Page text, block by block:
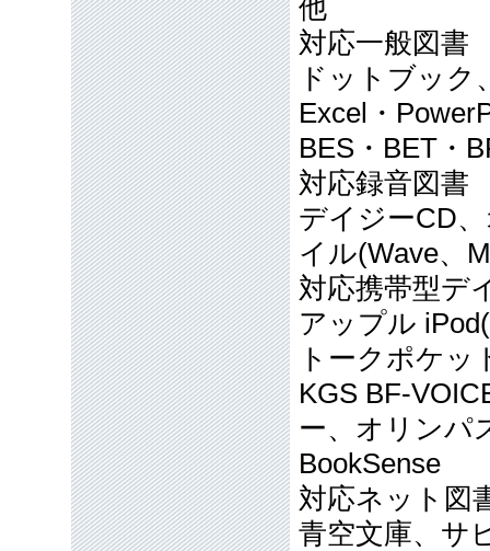
他
対応一般図書
ドットブック
Excel・
BES・BET・
対応録音図書
デイジーCD
イル(Wave、
対応携帯型デ
アップル
トークポケッ
KGS BF-
ー、オリンパ
BookSense
対応ネット図
青空文庫、サ